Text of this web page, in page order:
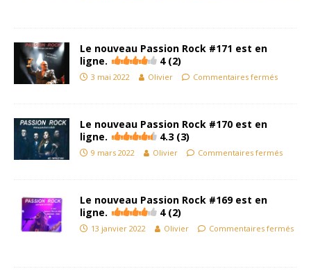
Le nouveau Passion Rock #171 est en
ligne.
4 (2)
3 mai 2022 Olivier Commentaires fermés
Le nouveau Passion Rock #170 est en
ligne.
4.3 (3)
9 mars 2022 Olivier Commentaires fermés
Le nouveau Passion Rock #169 est en
ligne.
4 (2)
13 janvier 2022 Olivier Commentaires fermés